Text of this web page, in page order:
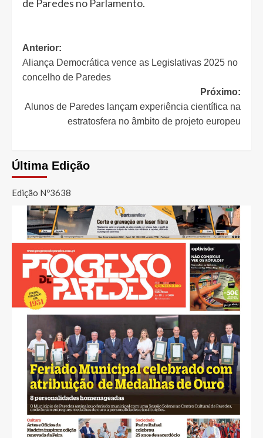
de Paredes no Parlamento.
Navegação
de
Anterior:
Aliança Democrática vence as Legislativas 2025 no
concelho de Paredes
Próximo:
Alunos de Paredes lançam experiência científica na
estratosfera no âmbito de projeto europeu
Última Edição
Edição Nº3638